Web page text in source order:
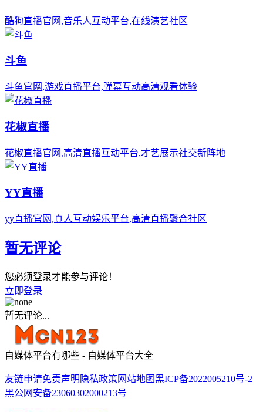
酷狗直播官网,音乐人互动平台,在线演艺社区
斗鱼
斗鱼官网,游戏直播平台,弹幕互动高清观看体验
花椒直播
花椒直播官网,高清直播互动平台,才艺展示社交新阵地
YY直播
yy直播官网,真人互动娱乐平台,高清直播聚合社区
暂无评论
您必须登录才能参与评论！
立即登录
暂无评论...
自媒体平台有哪些 - 自媒体平台大全
友链申请免责声明 隐私政策 网站地图黑ICP备2022005210号-2
黑公网安备23060302000213号